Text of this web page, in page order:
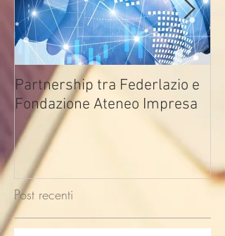
Partnership tra Federlazio e
Fondazione Ateneo Impresa
Post recenti